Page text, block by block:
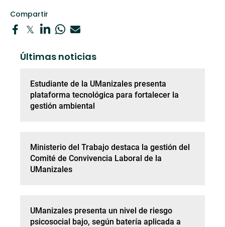
Compartir
Últimas noticias
Estudiante de la UManizales presenta
plataforma tecnológica para fortalecer la
gestión ambiental
Ministerio del Trabajo destaca la gestión del
Comité de Convivencia Laboral de la
UManizales
UManizales presenta un nivel de riesgo
psicosocial bajo, según batería aplicada a